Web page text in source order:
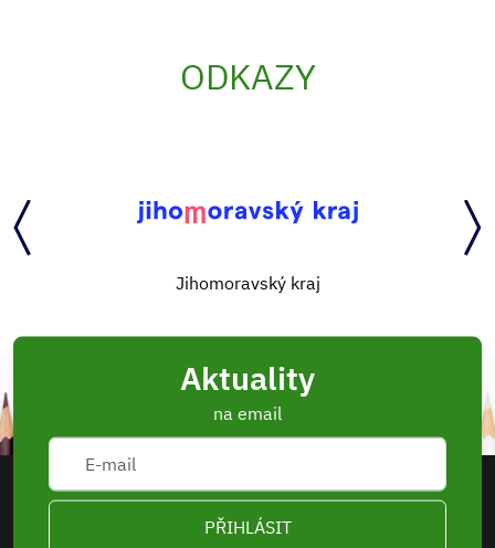
ODKAZY
MŠMT
Aktuality
na email
PŘIHLÁSIT